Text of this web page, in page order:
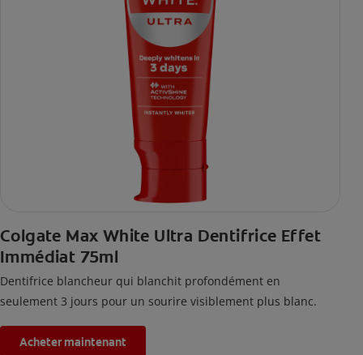
Colgate Max White Ultra Dentifrice Effet
Immédiat 75ml
Dentifrice blancheur qui blanchit profondément en
seulement 3 jours pour un sourire visiblement plus blanc.
Acheter maintenant